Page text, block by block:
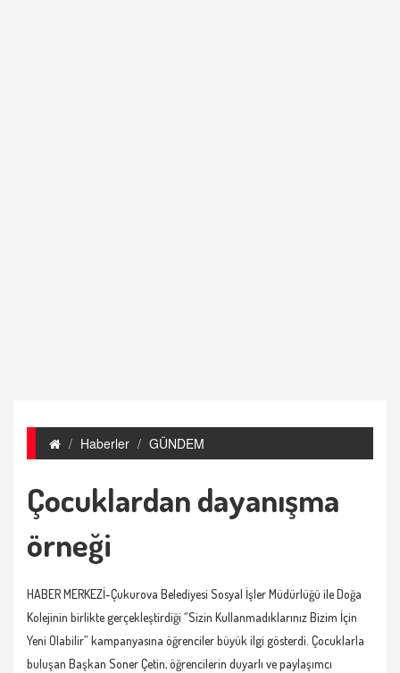
Haberler GÜNDEM
Çocuklardan dayanışma
örneği
HABER MERKEZİ-Çukurova Belediyesi Sosyal İşler Müdürlüğü ile Doğa
Kolejinin birlikte gerçekleştirdiği “Sizin Kullanmadıklarınız Bizim İçin
Yeni Olabilir” kampanyasına öğrenciler büyük ilgi gösterdi. Çocuklarla
buluşan Başkan Soner Çetin, öğrencilerin duyarlı ve paylaşımcı